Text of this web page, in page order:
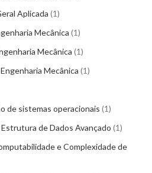
Aplicada 1
Mecânica 1
Mecânica 1
Mecânica 1
de sistemas operacionais 1
de Dados Avançado 1
e Complexidade de